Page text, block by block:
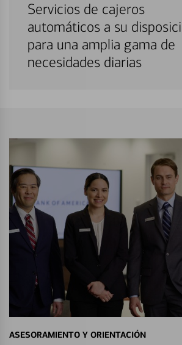
Servicios de cajeros
automáticos a su
para una amplia gama de
necesidades diarias
ASESORAMIENTO Y ORIENTACIÓN